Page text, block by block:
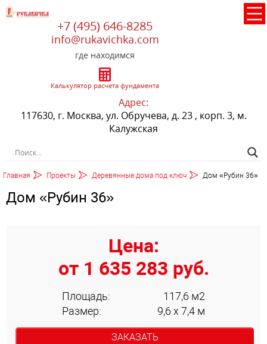
+7 (495) 646-8285
info@rukavichka.com
где находимся
Калькулятор расчета фундамента
Адрес:
117630, г. Москва, ул. Обручева, д. 23 , корп. 3, м.
Калужская
Главная Проекты Деревянные дома под ключ Дом «Рубин 36»
Дом «Рубин 36»
Цена:
от 1 635 283 руб.
Площадь:
117,6 м2
Размер:
9,6 х 7,4 м
ЗАКАЗАТЬ